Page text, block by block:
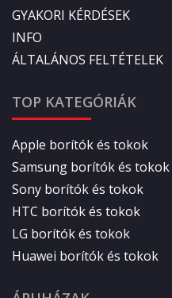
GYAKORI KÉRDÉSEK
INFO
ÁLTALÁNOS FELTÉTELEK
TOP KATEGÓRIÁK
Apple borítók és tokok
Samsung borítók és tokok
Sony borítók és tokok
HTC borítók és tokok
LG borítók és tokok
Huawei borítók és tokok